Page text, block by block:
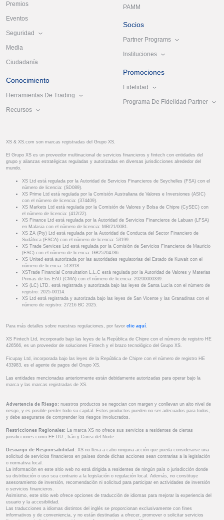
Premios
Eventos
Seguridad
Media
Ciudadanía
Conocimiento
Herramientas De Trading
Recursos
PAMM
Socios
Partner Programs
Instituciones
Promociones
Fidelidad
Programa De Fidelidad Partner
XS & XS.com son marcas registradas del Grupo XS.
El Grupo XS es un proveedor multinacional de servicios financieros y fintech con entidades del
grupo y alianzas estratégicas reguladas y autorizadas en diversas jurisdicciones alrededor del
mundo.
XS Ltd está regulada por la Autoridad de Servicios Financieros de Seychelles (FSA) con el
número de licencia: (SD089).
XS Prime Ltd está regulada por la Comisión Australiana de Valores e Inversiones (ASIC)
con el número de licencia: (374409).
XS Markets Ltd está regulada por la Comisión de Valores y Bolsa de Chipre (CySEC) con
el número de licencia: (412/22).
XS Finance Ltd está regulada por la Autoridad de Servicios Financieros de Labuan (LFSA)
en Malasia con el número de licencia: MB/21/0081.
XS ZA (Pty) Ltd está regulada por la Autoridad de Conducta del Sector Financiero de
Sudáfrica (FSCA) con el número de licencia: 53199.
XS Trade Services Ltd está regulada por la Comisión de Servicios Financieros de Mauricio
(FSC) con el número de licencia: GB25204786.
XS United está autorizada por las autoridades regulatorias del Estado de Kuwait con el
número de licencia: 513918.
XSTrade Financial Consultation L.L.C está regulada por la Autoridad de Valores y Materias
Primas de los EAU (CMA) con el número de licencia: 20200000339.
XS (LC) LTD. está registrada y autorizada bajo las leyes de Santa Lucía con el número de
registro: 2025-00114.
XS Ltd está registrada y autorizada bajo las leyes de San Vicente y las Granadinas con el
número de registro: 27216 BC 2025.
Para más detalles sobre nuestras regulaciones, por favor clic aquí .
XS Fintech Ltd, incorporado bajo las leyes de la República de Chipre con el número de registro HE
426566, es un proveedor de soluciones Fintech y el brazo tecnológico del Grupo XS.
Ficupay Ltd, incorporada bajo las leyes de la República de Chipre con el número de registro HE
433983, es el agente de pagos del Grupo XS.
Las entidades mencionadas anteriormente están debidamente autorizadas para operar bajo la
marca y las marcas registradas de XS.
Advertencia de Riesgo: nuestros productos se negocian con margen y conllevan un alto nivel de
riesgo, y es posible perder todo su capital. Estos productos pueden no ser adecuados para todos,
y debe asegurarse de comprender los riesgos involucrados.
Restricciones Regionales: La marca XS no ofrece sus servicios a residentes de ciertas
jurisdicciones como EE.UU., Irán y Corea del Norte.
Descargo de Responsabilidad: XS no lleva a cabo ninguna acción que pueda considerarse una
solicitud de servicios financieros en países donde dichas acciones sean contrarias a la legislación
o normativa local.
La información en este sitio web no está dirigida a residentes de ningún país o jurisdicción donde
su distribución o uso sea contrario a la legislación o regulación local. Además, no constituye
asesoramiento de inversión, recomendación ni solicitud para participar en actividades de inversión
o servicios financieros.
Asimismo, este sitio web ofrece opciones de traducción de idiomas para mejorar la experiencia del
usuario y la accesibilidad.
Las traducciones a idiomas distintos del inglés se proporcionan exclusivamente con fines
informativos y de conveniencia, y no están destinadas a ofrecer, promover o solicitar servicios